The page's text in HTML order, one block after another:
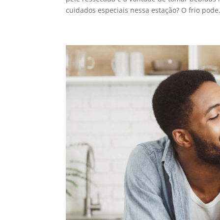
cuidados especiais nessa estação? O frio